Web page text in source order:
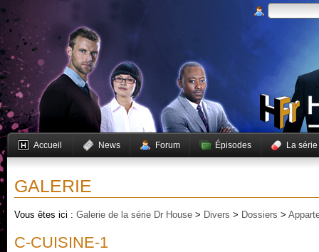
Accueil News Forum Épisodes La série
GALERIE
Vous êtes ici : Galerie de la série Dr House > Divers > Dossiers >
C-CUISINE-1